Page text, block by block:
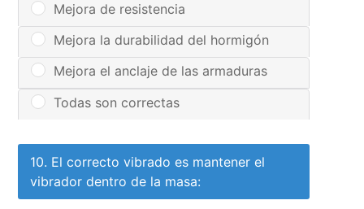
Mejora de resistencia
Mejora la durabilidad del hormigón
Mejora el anclaje de las armaduras
Todas son correctas
10. El correcto vibrado es mantener el
vibrador dentro de la masa: